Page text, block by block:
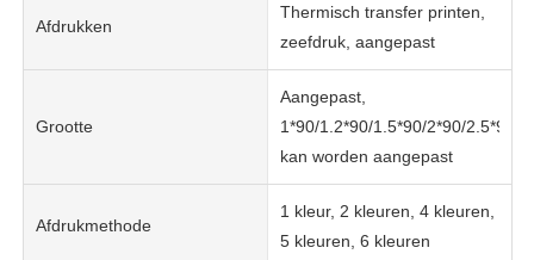
Afdrukken
Thermisch transfer printen,
zeefdruk, aangepast
Grootte
Aangepast,
1*90/1.2*90/1.5*90/2*90/
kan worden aangepast
Afdrukmethode
1 kleur, 2 kleuren, 4 kleuren,
5 kleuren, 6 kleuren